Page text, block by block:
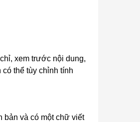
xem trước nội dung,
thể tùy chỉnh tính
bản và có một chữ viết